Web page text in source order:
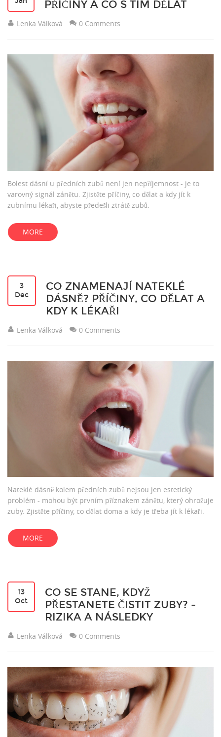
PŘÍČINY A CO S TÍM DĚLAT
Lenka Válková 0 Comments
Bolest dásní u předních zubů není jen nepříjemnost - je to
varovný signál zánětu. Zjistěte příčiny, co dělat a kdy jít k
zubnímu lékaři, abyste předešli ztrátě zubů.
MORE
3
Dec
CO ZNAMENAJÍ NATEKLÉ
DÁSNĚ? PŘÍČINY, CO DĚLAT A
KDY K LÉKAŘI
Lenka Válková 0 Comments
Nateklé dásně kolem předních zubů nejsou jen estetický
problém - mohou být prvním příznakem zánětu, který ohrožuje
zuby. Zjistěte příčiny, co dělat doma a kdy je třeba jít k lékaři.
MORE
13
Oct
CO SE STANE, KDYŽ
PŘESTANETE ČISTIT ZUBY? -
RIZIKA A NÁSLEDKY
Lenka Válková 0 Comments